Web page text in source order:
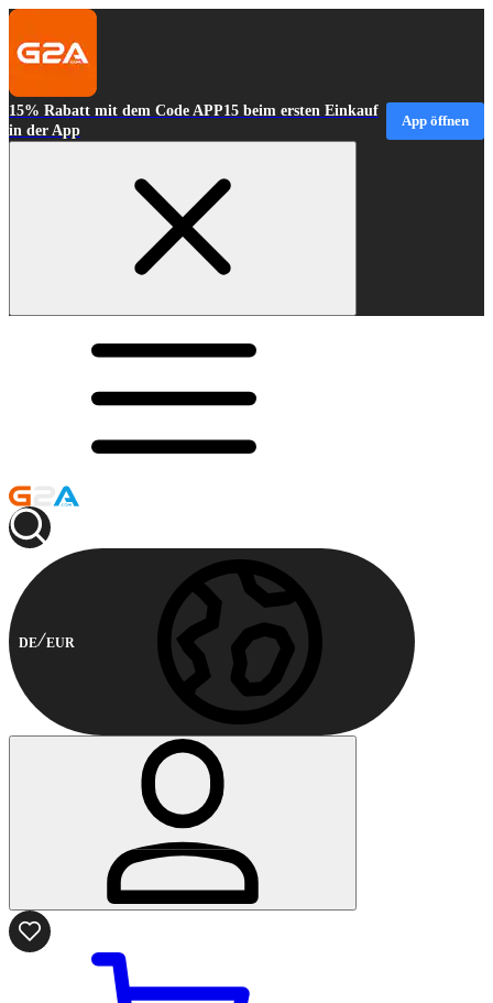
15% Rabatt mit dem Code APP15 beim ersten Einkauf
in der App
App öffnen
DE EUR